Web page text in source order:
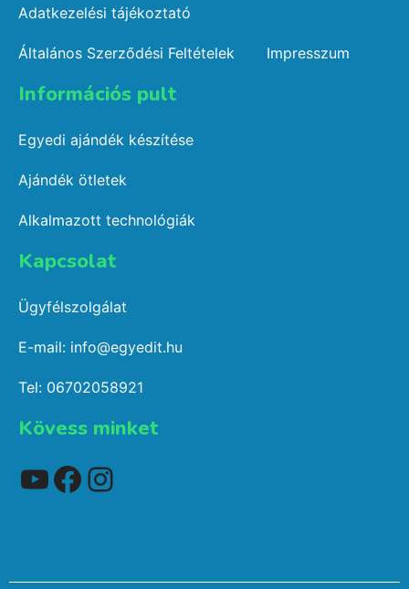
Adatkezelési tájékoztató
Általános Szerződési Feltételek Impresszum
Információs pult​
Egyedi ajándék készítése
Ajándék ötletek
Alkalmazott technológiák
Kapcsolat​
Ügyfélszolgálat
E-mail: info@egyedit.hu
Tel: 06702058921
Kövess minket
YouTube
Facebook
Instagram